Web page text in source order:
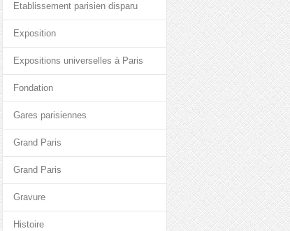
Etablissement parisien disparu
Exposition
Expositions universelles à Paris
Fondation
Gares parisiennes
Grand Paris
Grand Paris
Gravure
Histoire